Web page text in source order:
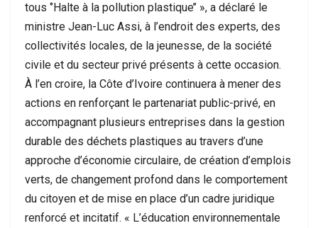
tous ‘’Halte à la pollution plastique’’ », a déclaré le
ministre Jean-Luc Assi, à l’endroit des experts, des
collectivités locales, de la jeunesse, de la société
civile et du secteur privé présents à cette occasion.
À l’en croire, la Côte d’Ivoire continuera à mener des
actions en renforçant le partenariat public-privé, en
accompagnant plusieurs entreprises dans la gestion
durable des déchets plastiques au travers d’une
approche d’économie circulaire, de création d’emplois
verts, de changement profond dans le comportement
du citoyen et de mise en place d’un cadre juridique
renforcé et incitatif. « L’éducation environnementale